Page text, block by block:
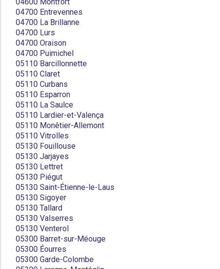
04700 Entrevennes
04700 La Brillanne
04700 Lurs
04700 Oraison
04700 Puimichel
05110 Barcillonnette
05110 Claret
05110 Curbans
05110 Esparron
05110 La Saulce
05110 Lardier-et-Valença
05110 Monêtier-Allemont
05110 Vitrolles
05130 Fouillouse
05130 Jarjayes
05130 Lettret
05130 Piégut
05130 Saint-Étienne-le-Laus
05130 Sigoyer
05130 Tallard
05130 Valserres
05130 Venterol
05300 Barret-sur-Méouge
05300 Éourres
05300 Garde-Colombe